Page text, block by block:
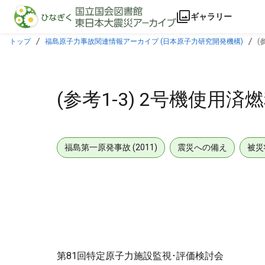
本文に飛ぶ
ギャラリー
トップ 福島原子力事故関連情報アーカイブ (日本原子力研究開発機構) (
(参考1-3) 2号機使用済
福島第一原発事故 (2011) 震災への備え 被災
第81回特定原子力施設監視･評価検討会